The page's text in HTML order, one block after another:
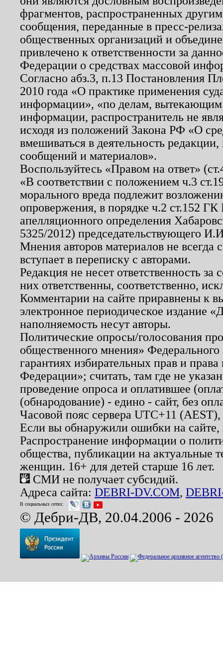
фрагментов, распространенных
сообщения, переданные в пресс-
общественных организаций и
привлечено к ответственности за
Федерации о средствах массовой
Согласно абз.3, п.13 Постановления
2010 года «О практике применения
информации», «по делам, вытекающим
информации, распространитель не
исходя из положений Закона РФ «О
вмешиваться в деятельность
сообщений и материалов».
Воспользуйтесь «Правом на ответ»
«В соответствии с положением ч.3
морального вреда подлежит
опровержения, в порядке ч.2 ст.152
апелляционного определения
5325/2012) председательствующего
Мнения авторов материалов не
вступает в переписку с авторами.
Редакция не несет ответственность
них ответственны, соответственно,
Комментарии на сайте приравнены к
электронное периодическое издание
наполняемость несут авторы.
Политические опросы/голосования
общественного мнения»
гарантиях избирательных прав и
Федерации»; считать, там где не
проведение опроса и оплатившее
(обнародование) - едино - сайт, без
Часовой пояс сервера UTC+11
Если вы обнаружили ошибки на
Распространение информации о
общества, публикации на актуальные
женщин. 16+ для детей старше 16 лет.
СМИ не получает субсидий.
Адреса сайта: DEBRI-DV.COM,
В социальных сетях:
© Дебри-ДВ, 20.04.2006 - 2026